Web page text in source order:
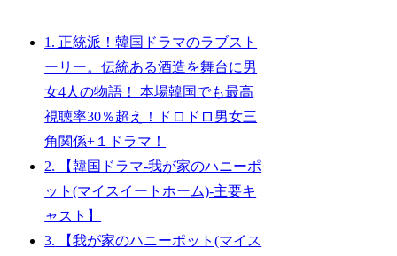
1. 正統派！韓国ドラマのラブスト
ーリー。伝統ある酒造を舞台に男
女4人の物語！ 本場韓国でも最高
視聴率30％超え！ドロドロ男女三
角関係+１ドラマ！
2. 【韓国ドラマ-我が家のハニーポ
ット(マイスイートホーム)-主要キ
ャスト】
3. 【我が家のハニーポット(マイス